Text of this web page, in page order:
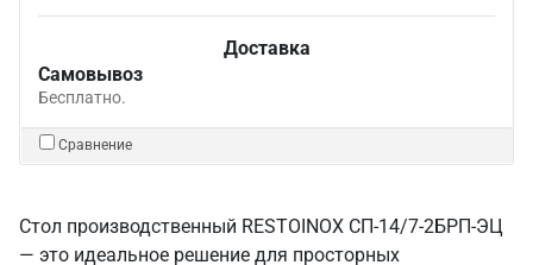
Доставка
Самовывоз
Бесплатно.
Сравнение
Стол производственный RESTOINOX СП-14/7-2БРП-ЭЦ
— это идеальное решение для просторных